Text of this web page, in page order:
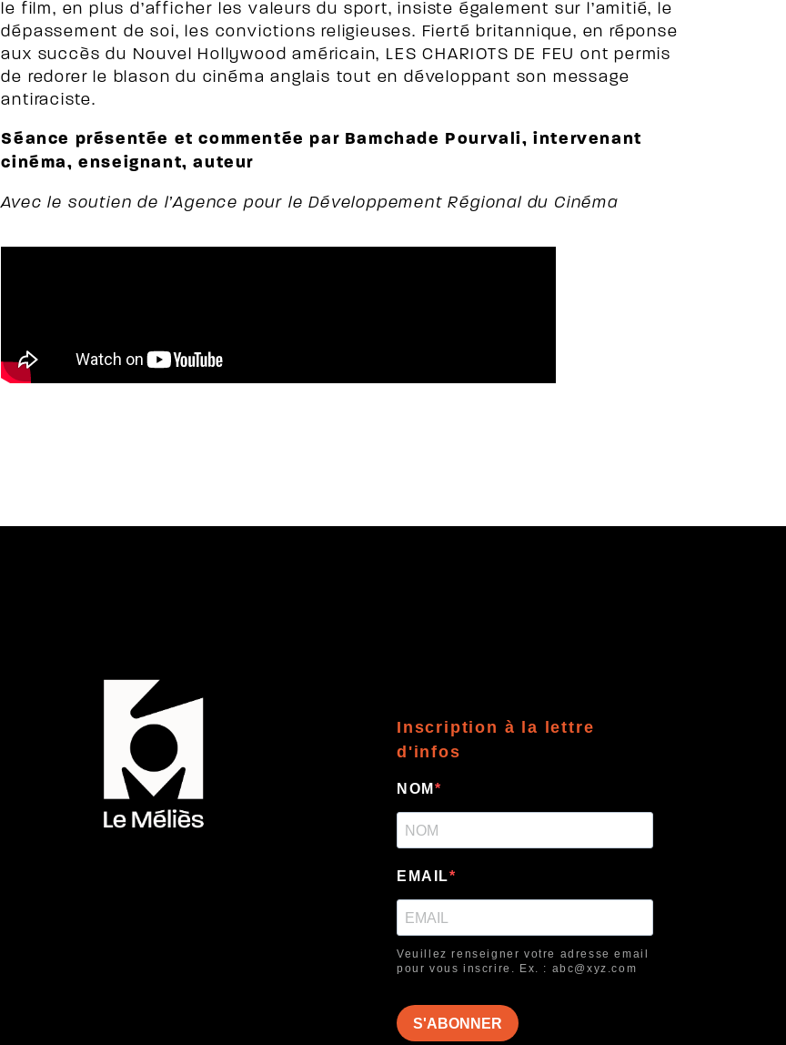
le film, en plus d’afficher les valeurs du sport, insiste également sur l’amitié, le
dépassement de soi, les convictions religieuses. Fierté britannique, en réponse
aux succès du Nouvel Hollywood américain, LES CHARIOTS DE FEU ont permis
de redorer le blason du cinéma anglais tout en développant son message
antiraciste.
Séance présentée et commentée par Bamchade Pourvali, intervenant
cinéma, enseignant, auteur
Avec le soutien de l’Agence pour le Développement Régional du Cinéma
Inscription à la lettre
d'infos
NOM
EMAIL
Veuillez renseigner votre adresse email
pour vous inscrire. Ex. : abc@xyz.com
S'ABONNER